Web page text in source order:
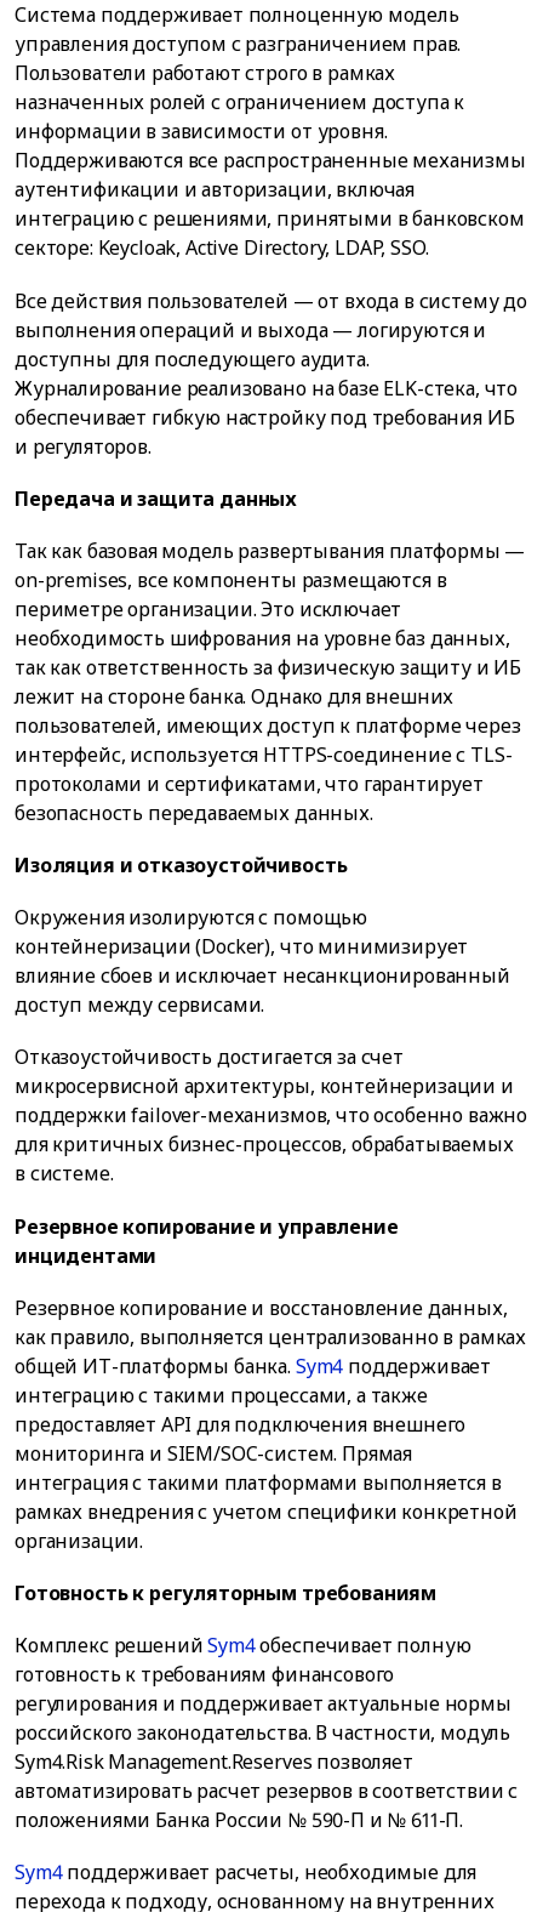
Система поддерживает полноценную модель
управления доступом с разграничением прав.
Пользователи работают строго в рамках
назначенных ролей с ограничением доступа к
информации в зависимости от уровня.
Поддерживаются все распространенные механизмы
аутентификации и авторизации, включая
интеграцию с решениями, принятыми в банковском
секторе: Keycloak, Active Directory, LDAP, SSO.
Все действия пользователей — от входа в систему до
выполнения операций и выхода — логируются и
доступны для последующего аудита.
Журналирование реализовано на базе ELK-стека, что
обеспечивает гибкую настройку под требования ИБ
и регуляторов.
Передача и защита данных
Так как базовая модель развертывания платформы —
on-premises, все компоненты размещаются в
периметре организации. Это исключает
необходимость шифрования на уровне баз данных,
так как ответственность за физическую защиту и ИБ
лежит на стороне банка. Однако для внешних
пользователей, имеющих доступ к платформе через
интерфейс, используется HTTPS-соединение с TLS-
протоколами и сертификатами, что гарантирует
безопасность передаваемых данных.
Изоляция и отказоустойчивость
Окружения изолируются с помощью
контейнеризации (Docker), что минимизирует
влияние сбоев и исключает несанкционированный
доступ между сервисами.
Отказоустойчивость достигается за счет
микросервисной архитектуры, контейнеризации и
поддержки failover-механизмов, что особенно важно
для критичных бизнес-процессов, обрабатываемых
в системе.
Резервное копирование и управление
инцидентами
Резервное копирование и восстановление данных,
как правило, выполняется централизованно в рамках
общей ИТ-платформы банка. Sym4 поддерживает
интеграцию с такими процессами, а также
предоставляет API для подключения внешнего
мониторинга и SIEM/SOC-систем. Прямая
интеграция с такими платформами выполняется в
рамках внедрения с учетом специфики конкретной
организации.
Готовность к регуляторным требованиям
Комплекс решенийSym4обеспечивает полную
готовность к требованиям финансового
регулирования и поддерживает актуальные нормы
российского законодательства. В частности, модуль
Sym4.Risk Management.Reserves позволяет
автоматизировать расчет резервов в соответствии с
положениями Банка России № 590-П и № 611-П.
Sym4поддерживает расчеты, необходимые для
перехода к подходу, основанному на внутренних